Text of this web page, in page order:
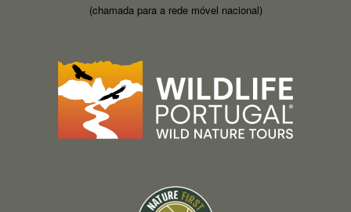
(chamada para a rede móvel nacional)